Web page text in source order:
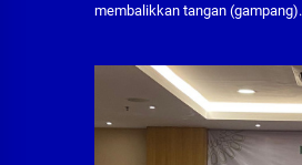
membalikkan tangan (gampang).